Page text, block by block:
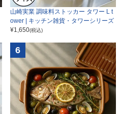
山崎実業 調味料ストッカー タワー L t
ower | キッチン雑貨・タワーシリーズ
¥1,650(税込)
6